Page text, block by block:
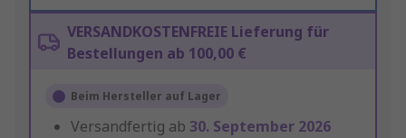
VERSANDKOSTENFREIE Lieferung für
Bestellungen ab 100,00 €
Beim Hersteller auf Lager
Versandfertig ab 30. September 2026